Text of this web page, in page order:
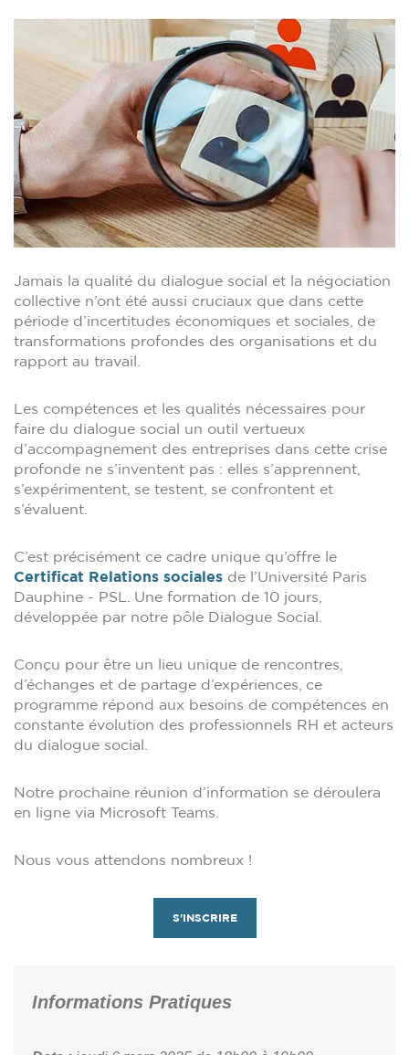
Jamais la qualité du dialogue social et la négociation
collective n’ont été aussi cruciaux que dans cette
période d’incertitudes économiques et sociales, de
transformations profondes des organisations et du
rapport au travail.
Les compétences et les qualités nécessaires pour
faire du dialogue social un outil vertueux
d’accompagnement des entreprises dans cette crise
profonde ne s’inventent pas : elles s’apprennent,
s’expérimentent, se testent, se confrontent et
s’évaluent.
C’est précisément ce cadre unique qu’offre le
Certificat Relations sociales de l’Université Paris
Dauphine - PSL. Une formation de 10 jours,
développée par notre pôle Dialogue Social.
Conçu pour être un lieu unique de rencontres,
d’échanges et de partage d’expériences, ce
programme répond aux besoins de compétences en
constante évolution des professionnels RH et acteurs
du dialogue social.
Notre prochaine réunion d’information se déroulera
en ligne via Microsoft Teams.
Nous vous attendons nombreux !
S'INSCRIRE
Informations Pratiques